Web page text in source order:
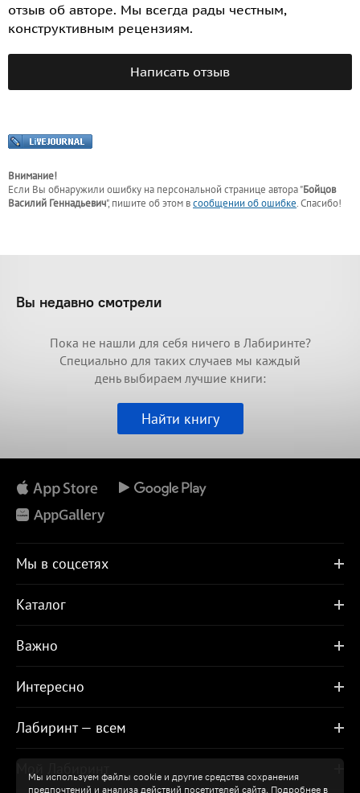
отзыв об авторе. Мы всегда рады честным,
конструктивным рецензиям.
Написать отзыв
Внимание!
Если Вы обнаружили ошибку на персональной странице автора "Бойцов
Василий Геннадьевич", пишите об этом всообщении об ошибке. Спасибо!
Мы используем файлы cookie и другие средства сохранения
предпочтений и анализа действий посетителей сайта. Подробнее в
Вы недавно смотрели
Пока не нашли для себя ничего в Лабиринте?
Специально для таких случаев мы каждый
день выбираем лучшие книги:
Найти книгу
Мы в соцсетях
Каталог
Важно
Интересно
Лабиринт — всем